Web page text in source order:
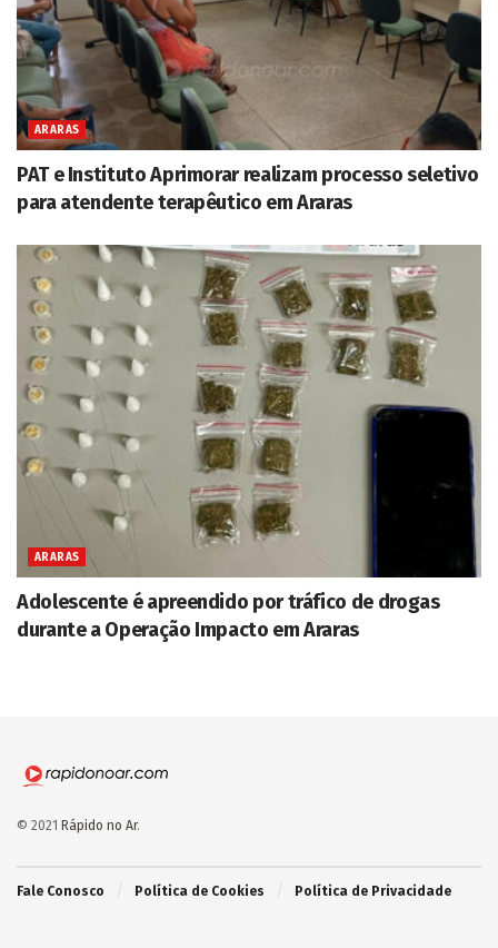
ARARAS
PAT e Instituto Aprimorar realizam processo seletivo
para atendente terapêutico em Araras
ARARAS
Adolescente é apreendido por tráfico de drogas
durante a Operação Impacto em Araras
© 2021 Rápido no Ar.
Fale Conosco Política de Cookies Política de Privacidade